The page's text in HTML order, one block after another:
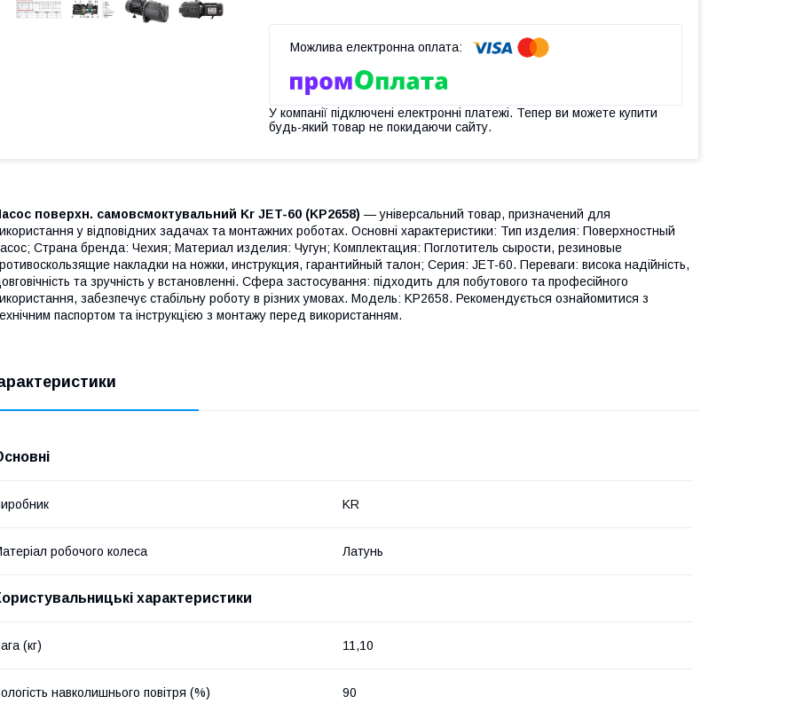
У компанії підключені електронні платежі. Тепер ви можете купити
будь-який товар не покидаючи сайту.
поверхн. самовсмоктувальний Kr JET-60 (KP2658) — універсальний товар, призначений для
у відповідних задачах та монтажних роботах. Основні характеристики: Тип изделия: Поверхностный
Страна бренда: Чехия; Материал изделия: Чугун; Комплектация: Поглотитель сырости, резиновые
накладки на ножки, инструкция, гарантийный талон; Серия: JET-60. Переваги: висока надійність,
та зручність у встановленні. Сфера застосування: підходить для побутового та професійного
забезпечує стабільну роботу в різних умовах. Модель: KP2658. Рекомендується ознайомитися з
паспортом та інструкцією з монтажу перед використанням.
KR
робочого колеса Латунь
характеристики
(кг) 11,10
навколишнього повітря (%) 90